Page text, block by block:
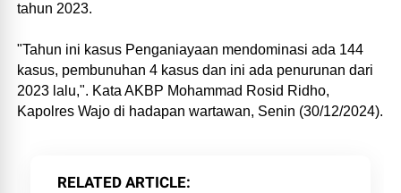
tahun 2023.
"Tahun ini kasus Penganiayaan mendominasi ada 144
kasus, pembunuhan 4 kasus dan ini ada penurunan dari
2023 lalu,". Kata AKBP Mohammad Rosid Ridho,
Kapolres Wajo di hadapan wartawan, Senin (30/12/2024).
RELATED ARTICLE